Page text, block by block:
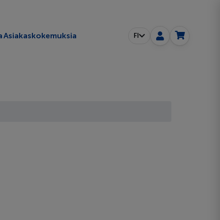
Asiakaskokemuksia FI